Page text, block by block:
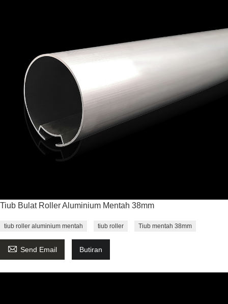
Tiub Bulat Roller Aluminium Mentah 38mm
tiub roller aluminium mentah tiub roller Tiub mentah 38mm
 Send Email Butiran